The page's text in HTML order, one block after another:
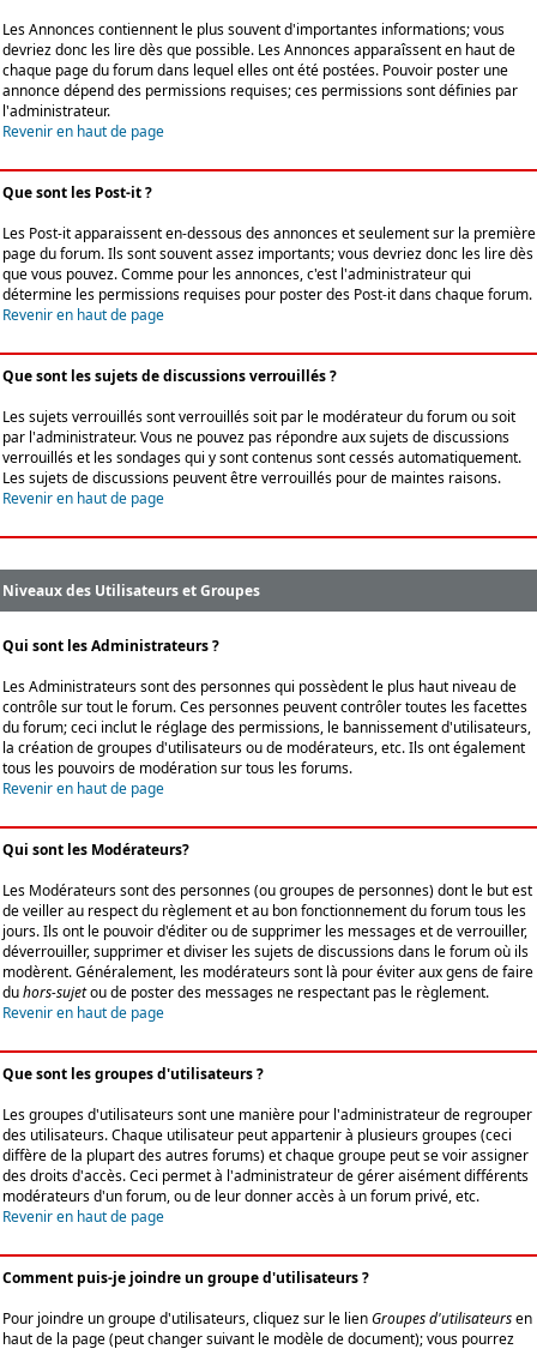
Les Annonces contiennent le plus souvent d'importantes informations; vous
devriez donc les lire dès que possible. Les Annonces apparaîssent en haut de
chaque page du forum dans lequel elles ont été postées. Pouvoir poster une
annonce dépend des permissions requises; ces permissions sont définies par
l'administrateur.
Revenir en haut de page
Que sont les Post-it ?
Les Post-it apparaissent en-dessous des annonces et seulement sur la première
page du forum. Ils sont souvent assez importants; vous devriez donc les lire dès
que vous pouvez. Comme pour les annonces, c'est l'administrateur qui
détermine les permissions requises pour poster des Post-it dans chaque forum.
Revenir en haut de page
Que sont les sujets de discussions verrouillés ?
Les sujets verrouillés sont verrouillés soit par le modérateur du forum ou soit
par l'administrateur. Vous ne pouvez pas répondre aux sujets de discussions
verrouillés et les sondages qui y sont contenus sont cessés automatiquement.
Les sujets de discussions peuvent être verrouillés pour de maintes raisons.
Revenir en haut de page
Niveaux des Utilisateurs et Groupes
Qui sont les Administrateurs ?
Les Administrateurs sont des personnes qui possèdent le plus haut niveau de
contrôle sur tout le forum. Ces personnes peuvent contrôler toutes les facettes
du forum; ceci inclut le réglage des permissions, le bannissement d'utilisateurs,
la création de groupes d'utilisateurs ou de modérateurs, etc. Ils ont également
tous les pouvoirs de modération sur tous les forums.
Revenir en haut de page
Qui sont les Modérateurs?
Les Modérateurs sont des personnes (ou groupes de personnes) dont le but est
de veiller au respect du règlement et au bon fonctionnement du forum tous les
jours. Ils ont le pouvoir d'éditer ou de supprimer les messages et de verrouiller,
déverrouiller, supprimer et diviser les sujets de discussions dans le forum où ils
modèrent. Généralement, les modérateurs sont là pour éviter aux gens de faire
duhors-sujetou de poster des messages ne respectant pas le règlement.
Revenir en haut de page
Que sont les groupes d'utilisateurs ?
Les groupes d'utilisateurs sont une manière pour l'administrateur de regrouper
des utilisateurs. Chaque utilisateur peut appartenir à plusieurs groupes (ceci
diffère de la plupart des autres forums) et chaque groupe peut se voir assigner
des droits d'accès. Ceci permet à l'administrateur de gérer aisément différents
modérateurs d'un forum, ou de leur donner accès à un forum privé, etc.
Revenir en haut de page
Comment puis-je joindre un groupe d'utilisateurs ?
Pour joindre un groupe d'utilisateurs, cliquez sur le lienGroupes d'utilisateursen
haut de la page (peut changer suivant le modèle de document); vous pourrez